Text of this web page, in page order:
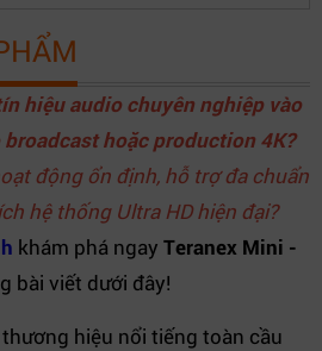
hiệu audio chuyên nghiệp vào
broadcast hoặc production 4K?
động ổn định, hỗ trợ đa chuẩn
hệ thống Ultra HD hiện đại?
khám phá ngay Teranex Mini -
bài viết dưới đây!
thương hiệu nổi tiếng toàn cầu